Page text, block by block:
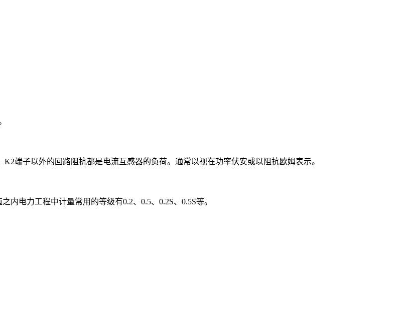
端子以外的回路阻抗都是电流互感器的负荷。通常以视在功率伏安或以阻抗欧姆表示。
电力工程中计量常用的等级有0.2、0.5、0.2S、0.5S等。